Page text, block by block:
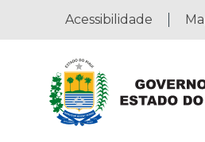
Acessibilidade